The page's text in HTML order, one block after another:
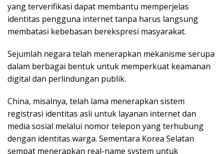
yang terverifikasi dapat membantu memperjelas
identitas pengguna internet tanpa harus langsung
membatasi kebebasan berekspresi masyarakat.
Sejumlah negara telah menerapkan mekanisme serupa
dalam berbagai bentuk untuk memperkuat keamanan
digital dan perlindungan publik.
China, misalnya, telah lama menerapkan sistem
registrasi identitas asli untuk layanan internet dan
media sosial melalui nomor telepon yang terhubung
dengan identitas warga. Sementara Korea Selatan
sempat menerapkan real-name system untuk